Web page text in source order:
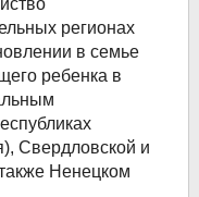
регионах
в семье
ребенка в
Свердловской и
Ненецком